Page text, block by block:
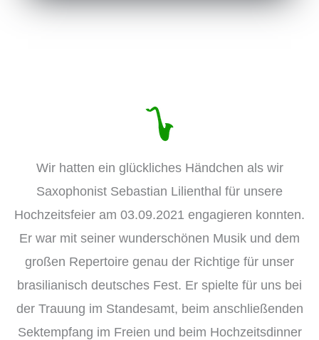
Wir hatten ein glückliches Händchen als wir
Saxophonist Sebastian Lilienthal für unsere
Hochzeitsfeier am 03.09.2021 engagieren konnten.
Er war mit seiner wunderschönen Musik und dem
großen Repertoire genau der Richtige für unser
brasilianisch deutsches Fest. Er spielte für uns bei
der Trauung im Standesamt, beim anschließenden
Sektempfang im Freien und beim Hochzeitsdinner